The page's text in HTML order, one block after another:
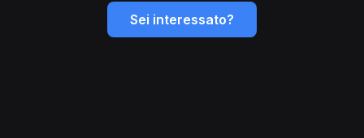
Sei interessato?